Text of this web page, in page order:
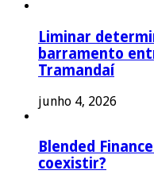
Liminar
barramento
Tramandaí
junho 4, 2026
Blended
coexistir?